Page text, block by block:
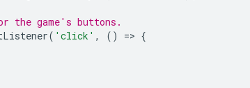
the game's buttons.
( 'click' , () => {